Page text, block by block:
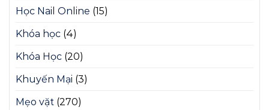
Học Nail Online (15)
Khóa học (4)
Khóa Học (20)
Khuyến Mại (3)
Mẹo vặt (270)